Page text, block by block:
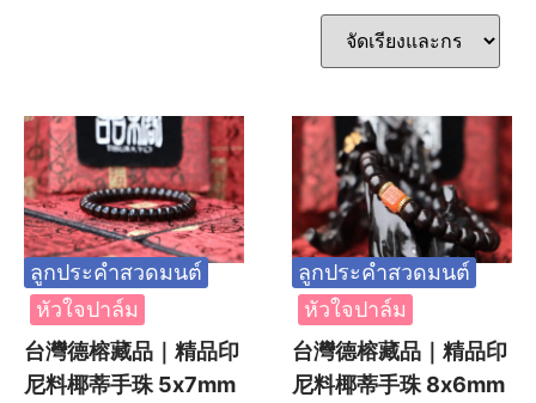
ลูกประคำสวดมนต์
หัวใจปาล์ม
台灣德榕藏品｜精品印
尼料椰蒂手珠 5x7mm
ลูกประคำสวดมนต์
หัวใจปาล์ม
台灣德榕藏品｜精品印
尼料椰蒂手珠 8x6mm